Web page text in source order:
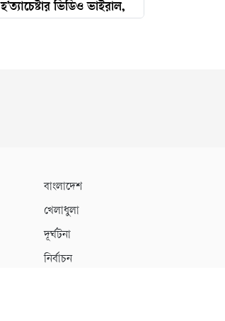
হ'ত্যাচেষ্টার ভিডিও ভাইরাল,
বদলের ইঙ্গিত নারায়ণগঞ্জ
বিএনপিতে
বাংলাদেশ
খেলাধুলা
দূর্ঘটনা
নির্বাচন